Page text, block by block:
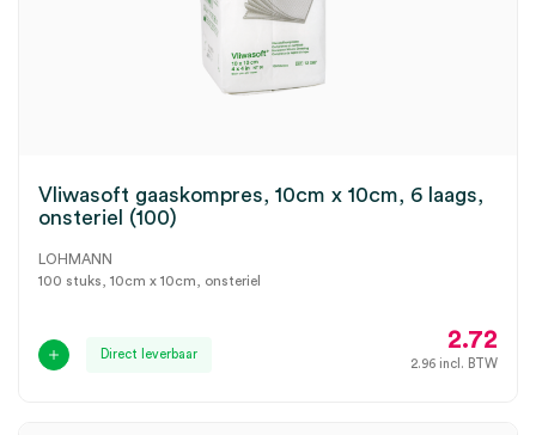
Vliwasoft gaaskompres, 10cm x 10cm, 6 laags,
onsteriel (100)
LOHMANN
100 stuks, 10cm x 10cm, onsteriel
Direct leverbaar
2.72
2.96 incl. BTW